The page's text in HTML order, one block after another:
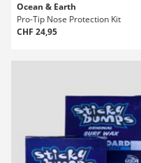
Ocean & Earth
Pro-Tip Nose Protection Kit
CHF 24,95